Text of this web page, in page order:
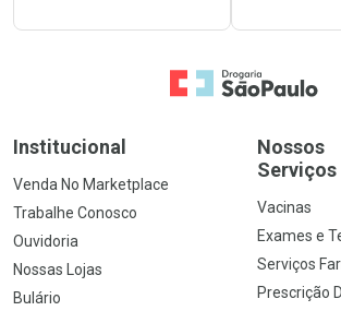
Ir para a Home
Institucional
Venda No Marketplace
Trabalhe Conosco
Ouvidoria
Nossas Lojas
Bulário
Nossos
Serviços
Vacinas
Exames e
Serviços
Prescrição